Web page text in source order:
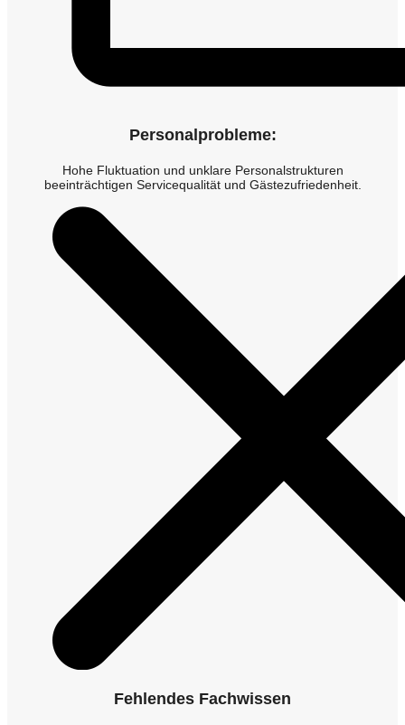
Personalprobleme:
Hohe Fluktuation und unklare Personalstrukturen
beeinträchtigen Servicequalität und Gästezufriedenheit.
Fehlendes Fachwissen